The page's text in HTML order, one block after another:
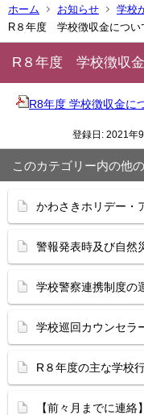
ホーム お知らせ
学校
R８年度 学校徴収金につい
R８年度 学校徴収
R8年度 学校徴収金に
登録日: 2021年
このカテゴリー内の他
かわさきホリデー・
警報発表時及び自然
学校警察連携制度の
学校巡回カウンセラ
R８年度の主な学校
【前々月までに連